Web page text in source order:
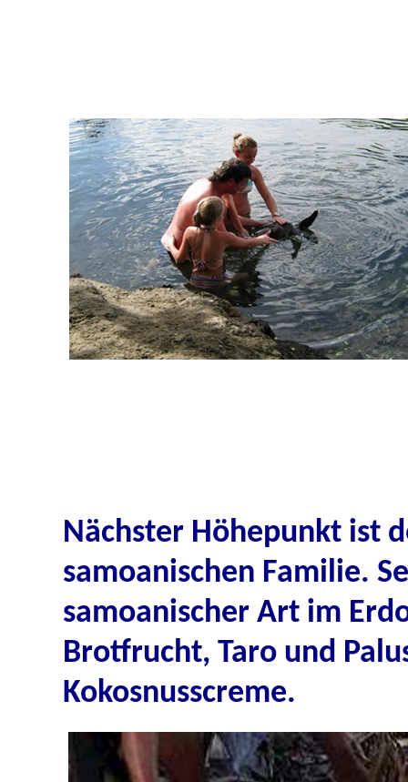
Nächster Höhepunkt ist
samoanischen Familie.
samoanischer Art im
Brotfrucht, Taro und
Kokosnusscreme.